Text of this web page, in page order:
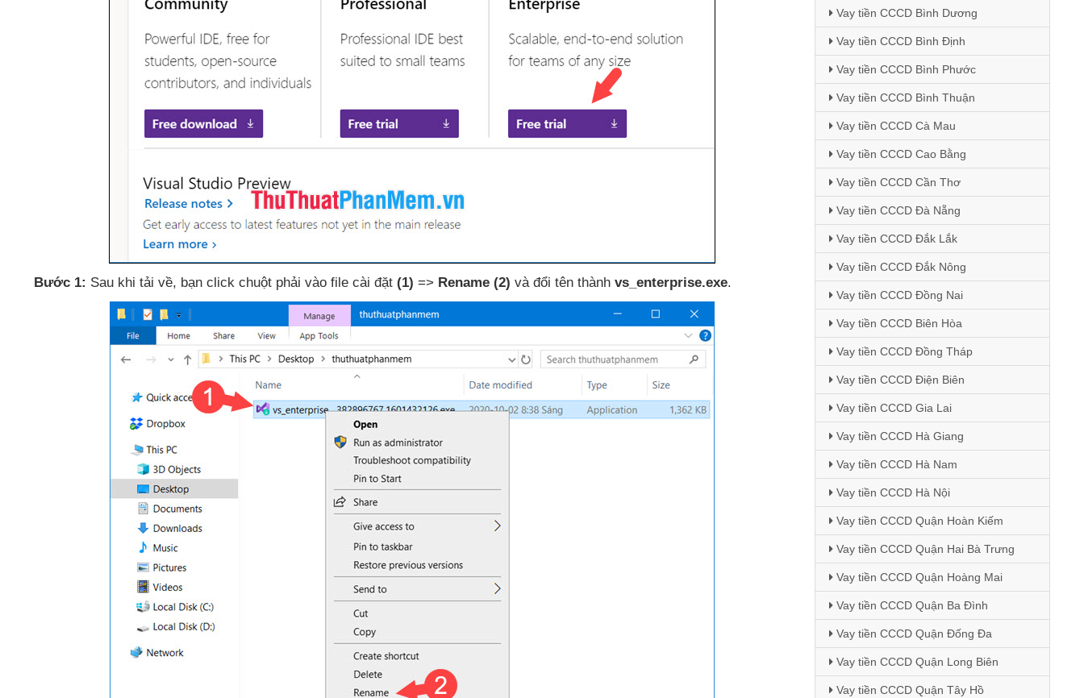
Bước 1: Sau khi tải về, bạn click chuột phải vào file cài đặt (1) => Rename (2) và đổi tên thành vs_enterprise.exe.
Vay tiền CCCD Bình Dương
Vay tiền CCCD Bình Định
Vay tiền CCCD Bình Phước
Vay tiền CCCD Bình Thuận
Vay tiền CCCD Cà Mau
Vay tiền CCCD Cao Bằng
Vay tiền CCCD Cần Thơ
Vay tiền CCCD Đà Nẵng
Vay tiền CCCD Đắk Lắk
Vay tiền CCCD Đắk Nông
Vay tiền CCCD Đồng Nai
Vay tiền CCCD Biên Hòa
Vay tiền CCCD Đồng Tháp
Vay tiền CCCD Điện Biên
Vay tiền CCCD Gia Lai
Vay tiền CCCD Hà Giang
Vay tiền CCCD Hà Nam
Vay tiền CCCD Hà Nội
Vay tiền CCCD Quận Hoàn Kiếm
Vay tiền CCCD Quận Hai Bà Trưng
Vay tiền CCCD Quận Hoàng Mai
Vay tiền CCCD Quận Ba Đình
Vay tiền CCCD Quận Đống Đa
Vay tiền CCCD Quận Long Biên
Vay tiền CCCD Quận Tây Hồ